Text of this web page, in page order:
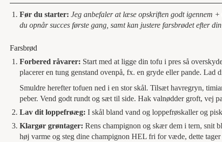
Før du starter: Jeg anbefaler at læse opskriften godt igennem
du opnår succes første gang, samt kan justere farsbrødet efter
Farsbrød
Forbered råvarer: Start med at ligge din tofu i pres så
placerer en tung genstand ovenpå, fx. en gryde eller pande.
Smuldre herefter tofuen ned i en stor skål. Tilsæt havregryn,
peber. Vend godt rundt og sæt til side. Hak valnødder groft, vej
Lav dit loppefrøæg: I skål bland vand og loppefrøskaller og
Klargør grøntager: Rens champignon og skær dem i tern, snit
høj varme og steg dine champignon HEL fri for væde, dette